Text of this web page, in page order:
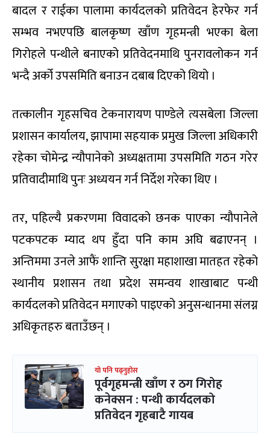
बादल र राईका पालामा कार्यदलको प्रतिवेदन हेरफेर गर्न
सम्भव नभएपछि बालकृष्ण खाँण गृहमन्त्री भएका बेला
गिरोहले पन्थीले बनाएको प्रतिवेदनमाथि पुनरावलोकन गर्न
भन्दै अर्को उपसमिति बनाउन दबाब दिएको थियो ।
तत्कालीन गृहसचिव टेकनारायण पाण्डेले त्यसबेला जिल्ला
प्रशासन कार्यालय, झापामा सहयाक प्रमुख जिल्ला अधिकारी
रहेका चोमेन्द्र न्यौपानेको अध्यक्षतामा उपसमिति गठन गरेर
प्रतिवादीमाथि पुनः अध्ययन गर्न निर्देश गरेका थिए ।
तर, पहिल्यै प्रकरणमा विवादको छनक पाएका न्यौपानेले
पटकपटक म्याद थप हुँदा पनि काम अघि बढाएनन् ।
अन्तिममा उनले आफैं शान्ति सुरक्षा महाशाखा मातहत रहेको
स्थानीय प्रशासन तथा प्रदेश समन्वय शाखाबाट पन्थी
कार्यदलको प्रतिवेदन मगाएको पाइएको अनुसन्धानमा संलग्न
अधिकृतहरु बताउँछन् ।
यो पनि पढ्नुहोस
पूर्वगृहमन्त्री खाँण र ठग गिरोह
कनेक्सन : पन्थी कार्यदलको
प्रतिवेदन गृहबाटै गायब